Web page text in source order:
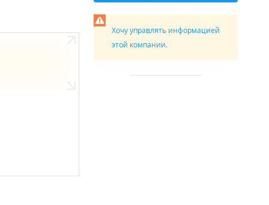
Хочу управлять информацией
этой компании.